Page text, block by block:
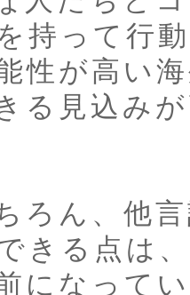
持って行
性が高い
る見込み
ろん、他
きる点は
になって